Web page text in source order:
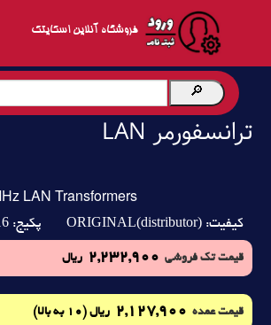
فروشگاه آنلاین اسکایتک
ترانسفورمر LAN
LAN Transformers
کیفیت: ORIGINAL(distributor) پکیج:
قیمت تک فروشی 2,232,900 ریال
قیمت عمده 2,127,900 ریال (10 به بالا)